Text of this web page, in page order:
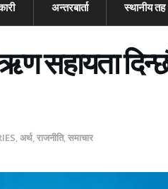
अन्तरबार्ता स्थानीय तह
सहायता
,अर्थ,राजनीति,समाचार